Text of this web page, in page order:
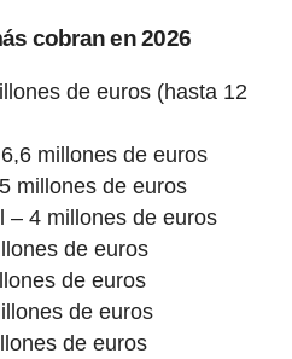
cobran en 2026
de euros (hasta 12
millones de euros
millones de euros
– 4 millones de euros
de euros
de euros
de euros
de euros